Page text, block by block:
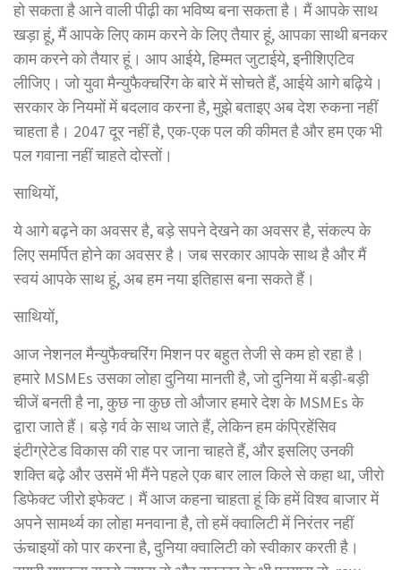
हो सकता है आने वाली पीढ़ी का भविष्य बना सकता है। मैं आपके साथ
खड़ा हूं, मैं आपके लिए काम करने के लिए तैयार हूं, आपका साथी बनकर
काम करने को तैयार हूं। आप आईये, हिम्मत जुटाईये, इनीशिएटिव
लीजिए। जो युवा मैन्युफैक्चरिंग के बारे में सोचते हैं, आईये आगे बढ़िये।
सरकार के नियमों में बदलाव करना है, मुझे बताइए अब देश रुकना नहीं
चाहता है। 2047 दूर नहीं है, एक-एक पल की कीमत है और हम एक भी
पल गवाना नहीं चाहते दोस्तों।
साथियों,
ये आगे बढ़ने का अवसर है, बड़े सपने देखने का अवसर है, संकल्प के
लिए समर्पित होने का अवसर है। जब सरकार आपके साथ है और मैं
स्वयं आपके साथ हूं, अब हम नया इतिहास बना सकते हैं।
साथियों,
आज नेशनल मैन्युफैक्चरिंग मिशन पर बहुत तेजी से कम हो रहा है।
हमारे MSMEs उसका लोहा दुनिया मानती है, जो दुनिया में बड़ी-बड़ी
चीजें बनती है ना, कुछ ना कुछ तो औजार हमारे देश के MSMEs के
द्वारा जाते हैं। बड़े गर्व के साथ जाते हैं, लेकिन हम कंप्रिहेंसिव
इंटीग्रेटेड विकास की राह पर जाना चाहते हैं, और इसलिए उनकी
शक्ति बढ़े और उसमें भी मैंने पहले एक बार लाल किले से कहा था, जीरो
डिफेक्ट जीरो इफेक्ट। मैं आज कहना चाहता हूं कि हमें विश्व बाजार में
अपने सामर्थ्य का लोहा मनवाना है, तो हमें क्वालिटी में निरंतर नहीं
ऊंचाइयों को पार करना है, दुनिया क्वालिटी को स्वीकार करती है।